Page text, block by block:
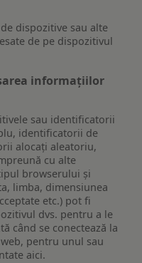
dispozitive sau alte
de pe dispozitivul
informațiilor
sau identificatorii
identificatorii de
alocați aleatoriu,
cu alte
browserului și
limba, dimensiunea
etc.) pot fi
dvs. pentru a le
când se conectează la
pentru unul sau
aici.